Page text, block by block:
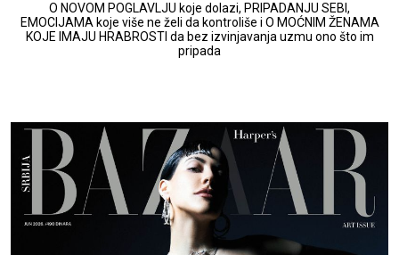
O NOVOM POGLAVLJU koje dolazi, PRIPADANJU SEBI,
EMOCIJAMA koje više ne želi da kontroliše i O MOĆNIM ŽENAMA
KOJE IMAJU HRABROSTI da bez izvinjavanja uzmu ono što im
pripada